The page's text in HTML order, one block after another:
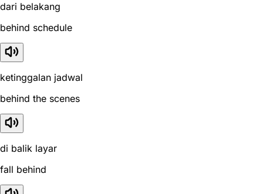
dari belakang
behind schedule
ketinggalan jadwal
behind the scenes
di balik layar
fall behind